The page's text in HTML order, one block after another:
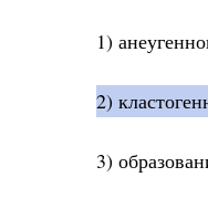
1)
2)
3)